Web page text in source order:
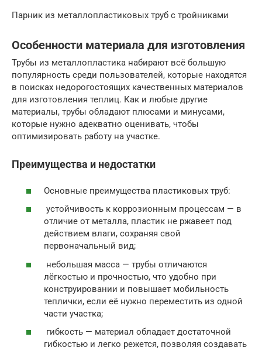
Парник из металлопластиковых труб с тройниками
Особенности материала для изготовления
Трубы из металлопластика набирают всё большую
популярность среди пользователей, которые находятся
в поисках недорогостоящих качественных материалов
для изготовления теплиц. Как и любые другие
материалы, трубы обладают плюсами и минусами,
которые нужно адекватно оценивать, чтобы
оптимизировать работу на участке.
Преимущества и недостатки
Основные преимущества пластиковых труб:
устойчивость к коррозионным процессам — в
отличие от металла, пластик не ржавеет под
действием влаги, сохраняя свой
первоначальный вид;
небольшая масса — трубы отличаются
лёгкостью и прочностью, что удобно при
конструировании и повышает мобильность
теплички, если её нужно переместить из одной
части участка;
гибкость — материал обладает достаточной
гибкостью и легко режется, позволяя создавать